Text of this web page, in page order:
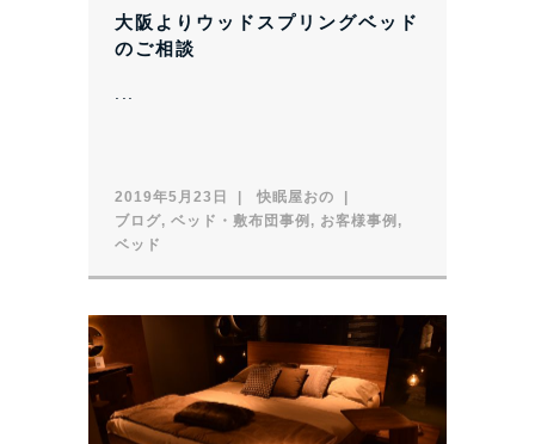
大阪よりウッドスプリングベッド
のご相談
2019年5月23日
快眠屋おの
ブログ, ベッド・敷布団事例 , お客様事例 ,
ベッド